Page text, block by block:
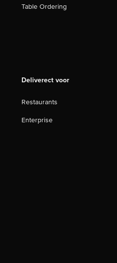
Table Ordering
Deliverect voor
Restaurants
Enterprise